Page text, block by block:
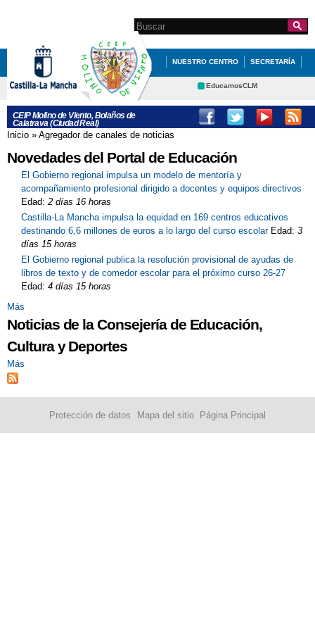
contenido
principal
Formulario de
búsqueda
Search this site
NUESTRO CENTRO SECRETARÍA
EDUCACIÓN QUÉ HACEMOS
INFÓRMATE
GALERÍA SEMANA DEL DEPORTE
EUROPEO 27/09/2019
PROGRAMACIÓN GENERAL ANUAL
JYFT
EducamosCLM
Educación Cultura
Contacto
CEIP Molino de Viento, Bolaños de
Calatrava (Ciudad Real)
Se encuentra usted aquí
Inicio » Agregador de canales de noticias
Novedades del Portal de Educación
El Gobierno regional impulsa un modelo de mentoría y
acompañamiento profesional dirigido a docentes y equipos directivos
Edad: 2 días 16 horas
Castilla-La Mancha impulsa la equidad en 169 centros educativos
destinando 6,6 millones de euros a lo largo del curso escolar Edad: 3
días 15 horas
El Gobierno regional publica la resolución provisional de ayudas de
libros de texto y de comedor escolar para el próximo curso 26-27
Edad: 4 días 15 horas
Más
Noticias de la Consejería de Educación,
Cultura y Deportes
Más
Protección de datos Mapa del sitio Página Principal